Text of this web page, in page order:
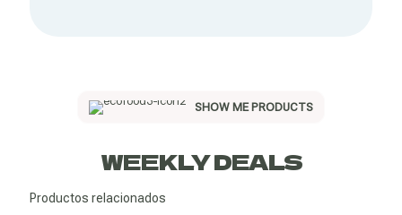
SHOW ME PRODUCTS
WEEKLY DEALS
Productos relacionados